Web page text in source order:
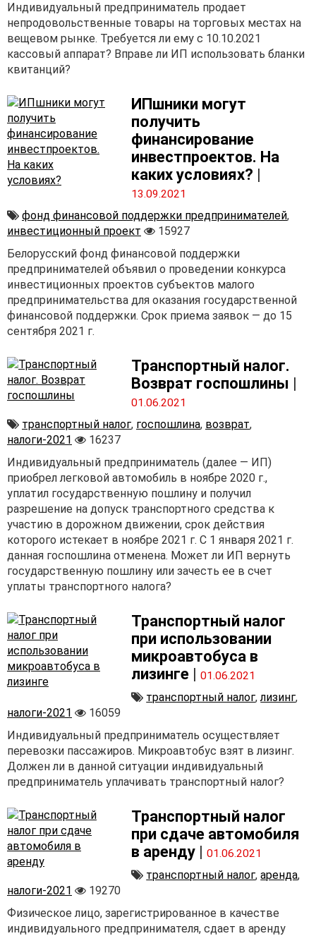
Индивидуальный предприниматель продает
непродовольственные товары на торговых местах на
вещевом рынке. Требуется ли ему с 10.10.2021
кассовый аппарат? Вправе ли ИП использовать бланки
квитанций?
ИПшники могут
получить
финансирование
инвестпроектов. На
каких условиях? |
13.09.2021
фонд финансовой поддержки предпринимателей,
инвестиционный проект
15927
Белорусский фонд финансовой поддержки
предпринимателей объявил о проведении конкурса
инвестиционных проектов субъектов малого
предпринимательства для оказания государственной
финансовой поддержки. Срок приема заявок — до 15
сентября 2021 г.
Транспортный налог.
Возврат госпошлины |
01.06.2021
транспортный налог, госпошлина, возврат,
налоги-2021
16237
Индивидуальный предприниматель (далее — ИП)
приобрел легковой автомобиль в ноябре 2020 г.,
уплатил государственную пошлину и получил
разрешение на допуск транспортного средства к
участию в дорожном движении, срок действия
которого истекает в ноябре 2021 г. С 1 января 2021 г.
данная госпошлина отменена. Может ли ИП вернуть
государственную пошлину или зачесть ее в счет
уплаты транспортного налога?
Транспортный налог
при использовании
микроавтобуса в
лизинге |01.06.2021
транспортный налог,лизинг,
налоги-2021
16059
Индивидуальный предприниматель осуществляет
перевозки пассажиров. Микроавтобус взят в лизинг.
Должен ли в данной ситуации индивидуальный
предприниматель уплачивать транспортный налог?
Транспортный налог
при сдаче автомобиля
в аренду |01.06.2021
транспортный налог,аренда,
налоги-2021
19270
Физическое лицо, зарегистрированное в качестве
индивидуального предпринимателя, сдает в аренду